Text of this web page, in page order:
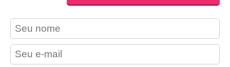
contact_name
contact_email